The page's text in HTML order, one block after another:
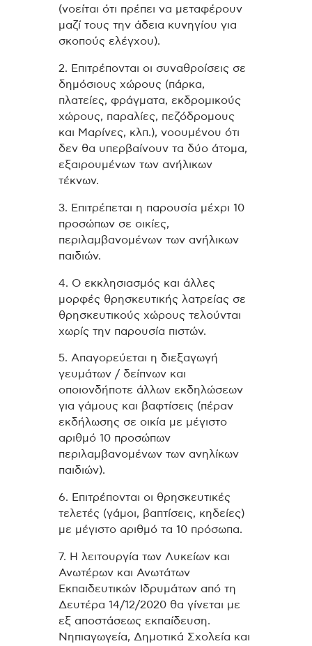
(νοείται ότι πρέπει να μεταφέρουν
μαζί τους την άδεια κυνηγίου για
σκοπούς ελέγχου).
2. Επιτρέπονται οι συναθροίσεις σε
δημόσιους χώρους (πάρκα,
πλατείες, φράγματα, εκδρομικούς
χώρους, παραλίες, πεζόδρομους
και Μαρίνες, κλπ.), νοουμένου ότι
δεν θα υπερβαίνουν τα δύο άτομα,
εξαιρουμένων των ανήλικων
τέκνων.
3. Επιτρέπεται η παρουσία μέχρι 10
προσώπων σε οικίες,
περιλαμβανομένων των ανήλικων
παιδιών.
4. Ο εκκλησιασμός και άλλες
μορφές θρησκευτικής λατρείας σε
θρησκευτικούς χώρους τελούνται
χωρίς την παρουσία πιστών.
5. Απαγορεύεται η διεξαγωγή
γευμάτων / δείπνων και
οποιονδήποτε άλλων εκδηλώσεων
για γάμους και βαφτίσεις (πέραν
εκδήλωσης σε οικία με μέγιστο
αριθμό 10 προσώπων
περιλαμβανομένων των ανηλίκων
παιδιών).
6. Επιτρέπονται οι θρησκευτικές
τελετές (γάμοι, βαπτίσεις, κηδείες)
με μέγιστο αριθμό τα 10 πρόσωπα.
7. Η λειτουργία των Λυκείων και
Ανωτέρων και Ανωτάτων
Εκπαιδευτικών Ιδρυμάτων από τη
Δευτέρα 14/12/2020 θα γίνεται με
εξ αποστάσεως εκπαίδευση.
Νηπιαγωγεία, Δημοτικά Σχολεία και